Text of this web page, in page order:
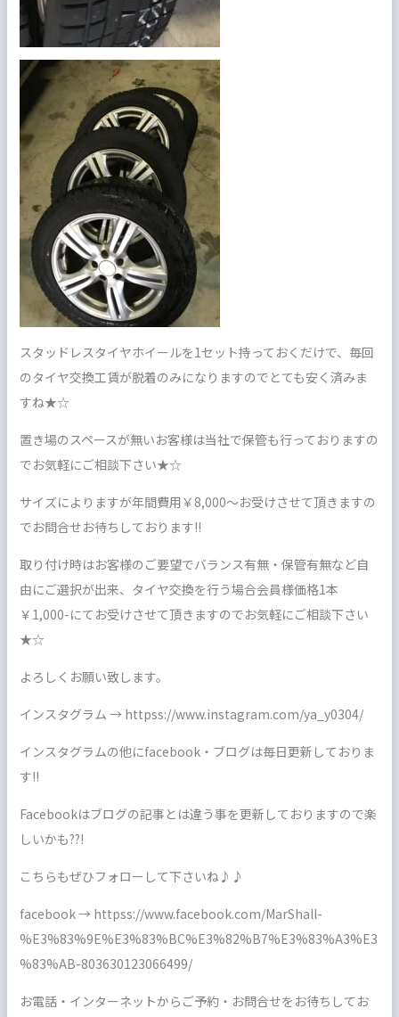
スタッドレスタイヤホイールを1セット持っておくだけで、毎回
のタイヤ交換工賃が脱着のみになりますのでとても安く済みま
すね★☆
置き場のスペースが無いお客様は当社で保管も行っておりますの
でお気軽にご相談下さい★☆
サイズによりますが年間費用￥8,000～お受けさせて頂きますの
でお問合せお待ちしております!!
取り付け時はお客様のご要望でバランス有無・保管有無など自
由にご選択が出来、タイヤ交換を行う場合会員様価格1本
￥1,000-にてお受けさせて頂きますのでお気軽にご相談下さい
★☆
よろしくお願い致します。
インスタグラム → httpss://www.instagram.com/ya_y0304/
インスタグラムの他にfacebook・ブログは毎日更新しておりま
す!!
Facebookはブログの記事とは違う事を更新しておりますので楽
しいかも??!
こちらもぜひフォローして下さいね♪♪
facebook → httpss://www.facebook.com/MarShall-
%E3%83%9E%E3%83%BC%E3%82%B7%E3%83%A3%E3
%83%AB-803630123066499/
お電話・インターネットからご予約・お問合せをお待ちしてお